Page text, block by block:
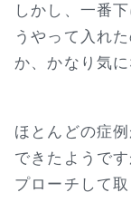
しかし、一番
うやって入れ
か、かなり気に
ほとんどの症
できたようで
プローチして